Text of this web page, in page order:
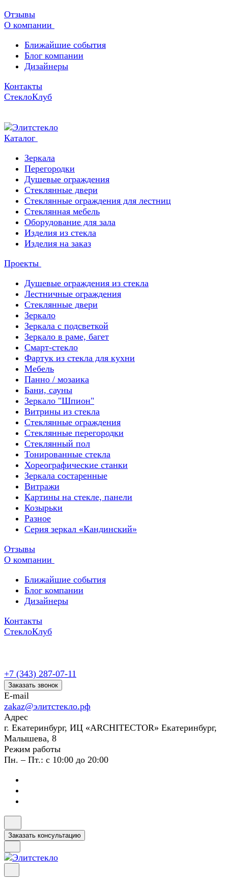
Отзывы
О компании
Ближайшие события
Блог компании
Дизайнеры
Контакты
СтеклоКлуб
Каталог
Зеркала
Перегородки
Душевые ограждения
Стеклянные двери
Стеклянные ограждения для лестниц
Стеклянная мебель
Оборудование для зала
Изделия из стекла
Изделия на заказ
Проекты
Душевые ограждения из стекла
Лестничные ограждения
Стеклянные двери
Зеркало
Зеркала с подсветкой
Зеркало в раме, багет
Смарт-стекло
Фартук из стекла для кухни
Мебель
Панно / мозаика
Бани, сауны
Зеркало "Шпион"
Витрины из стекла
Стеклянные ограждения
Стеклянные перегородки
Стеклянный пол
Тонированные стекла
Хореографические станки
Зеркала состаренные
Витражи
Картины на стекле, панели
Козырьки
Разное
Серия зеркал «Кандинский»
Отзывы
О компании
Ближайшие события
Блог компании
Дизайнеры
Контакты
СтеклоКлуб
+7 (343) 287-07-11
Заказать звонок
E-mail
zakaz@элитстекло.рф
Адрес
г. Екатеринбург, ИЦ «ARCHITECTOR» Екатеринбург,
Малышева, 8
Режим работы
Пн. – Пт.: с 10:00 до 20:00
Заказать консультацию